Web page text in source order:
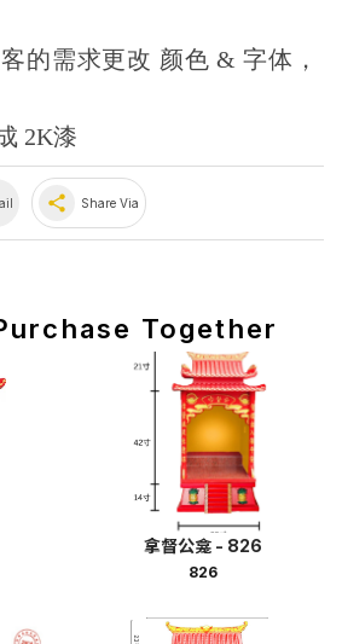
的需求更改 颜色 & 字体，
2K漆
share Share Via
Together
拿督公龛 - 826
826